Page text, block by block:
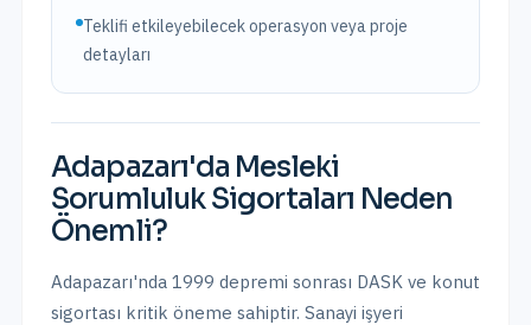
Teklifi etkileyebilecek operasyon veya proje
detayları
Adapazarı'da Mesleki
Sorumluluk Sigortaları Neden
Önemli?
Adapazarı'nda 1999 depremi sonrası DASK ve konut
sigortası kritik öneme sahiptir. Sanayi işyeri